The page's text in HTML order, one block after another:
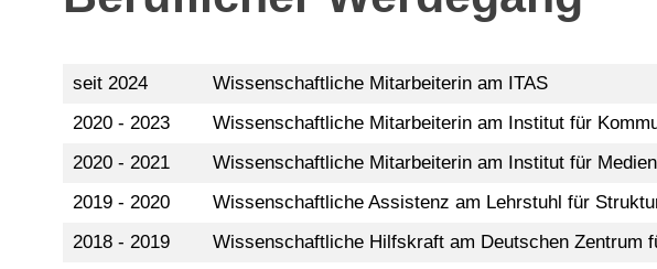
seit 2024
Wissenschaftliche Mitarbeiterin am ITAS
2020 - 2023
Wissenschaftliche Mitarbeiterin am Institut für
2020 - 2021
Wissenschaftliche Mitarbeiterin am Institut für
2019 - 2020
Wissenschaftliche Assistenz am Lehrstuhl für
2018 - 2019
Wissenschaftliche Hilfskraft am Deutschen Zentrum